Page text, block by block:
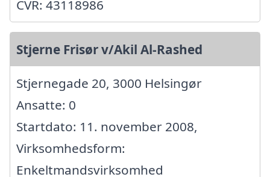
CVR: 43118986
Stjerne Frisør v/Akil Al-Rashed
Stjernegade 20, 3000 Helsingør
Ansatte: 0
Startdato: 11. november 2008,
Virksomhedsform:
Enkeltmandsvirksomhed